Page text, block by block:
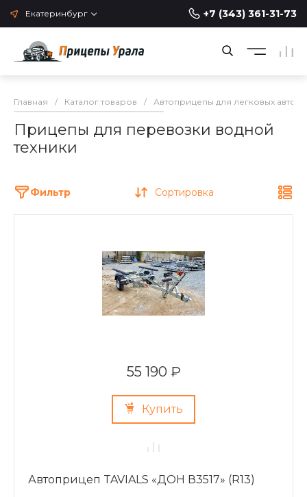
Екатеринбург +7 (343) 361-31-73
Главная / Каталог товаров / Автоприцепы для легковых
Прицепы для перевозки водной
техники
Фильтр Сортировка
55 190 ₽
Купить
Автоприцеп TAVIALS «ДОН В3517» (R13)